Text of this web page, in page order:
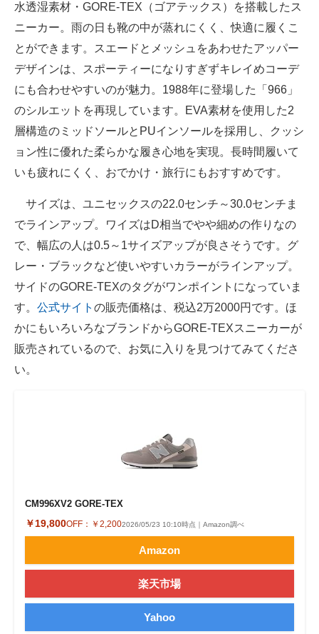
水透湿素材・GORE-TEX（ゴアテックス）を搭載したス
ニーカー。雨の日も靴の中が蒸れにくく、快適に履くこ
とができます。スエードとメッシュをあわせたアッパー
デザインは、スポーティーになりすぎずキレイめコーデ
にも合わせやすいのが魅力。1988年に登場した「966」
のシルエットを再現しています。EVA素材を使用した2
層構造のミッドソールとPUインソールを採用し、クッシ
ョン性に優れた柔らかな履き心地を実現。長時間履いて
いも疲れにくく、おでかけ・旅行にもおすすめです。
サイズは、ユニセックスの22.0センチ～30.0センチま
でラインアップ。ワイズはD相当でやや細めの作りなの
で、幅広の人は0.5～1サイズアップが良さそうです。グ
レー・ブラックなど使いやすいカラーがラインアップ。
サイドのGORE-TEXのタグがワンポイントになっていま
す。 公式サイト の販売価格は、税込2万2000円です。ほ
かにもいろいろなブランドからGORE-TEXスニーカーが
販売されているので、お気に入りを見つけてみてくださ
い。
CM996XV2 GORE-TEX
￥19,800OFF： ￥2,2002026/05/23 10:10時点｜Amazon調べ
Amazon
楽天市場
Yahoo